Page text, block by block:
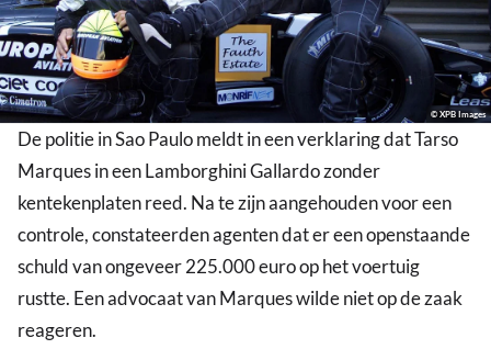
© XPB Images
De politie in Sao Paulo meldt in een verklaring dat Tarso
Marques in een Lamborghini Gallardo zonder
kentekenplaten reed. Na te zijn aangehouden voor een
controle, constateerden agenten dat er een openstaande
schuld van ongeveer 225.000 euro op het voertuig
rustte. Een advocaat van Marques wilde niet op de zaak
reageren.